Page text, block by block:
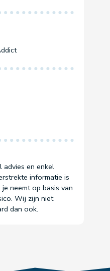
advies en enkel
informatie is
neemt op basis van
Wij zijn niet
dan ook.